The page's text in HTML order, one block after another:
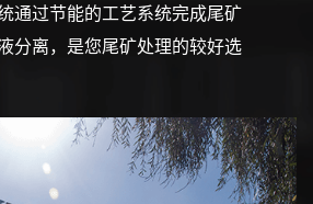
通过节能的工艺系统完成尾矿
分离，是您尾矿处理的较好选